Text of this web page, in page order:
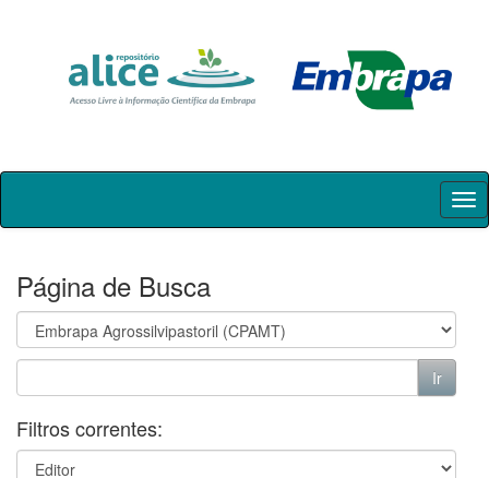
Skip
Página de Busca
Filtros correntes: